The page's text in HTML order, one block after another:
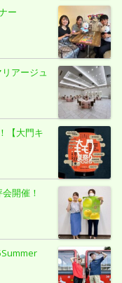
ー
アージュ
【大門キ
開催！